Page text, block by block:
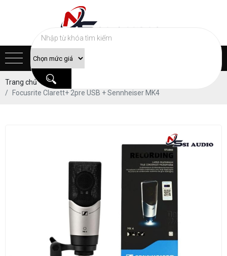
Trang chủ Sản phẩm
Focusrite Clarett+ 2pre USB + Sennheiser MK4